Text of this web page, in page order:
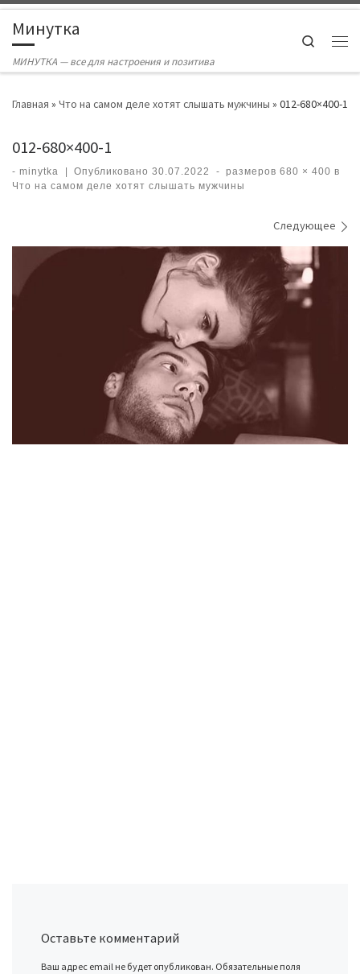
Skip to content
Минутка
МИНУТКА — все для настроения и позитива
Search
Главная » Что на самом деле хотят слышать мужчины » 012-680×400-1
012-680×400-1
- minytka Опубликовано30.07.2022 - размеров 680 × 400 в
Что на самом деле хотят слышать мужчины
Следующее
Оставьте комментарий
Ваш адрес email не будет опубликован. Обязательные поля